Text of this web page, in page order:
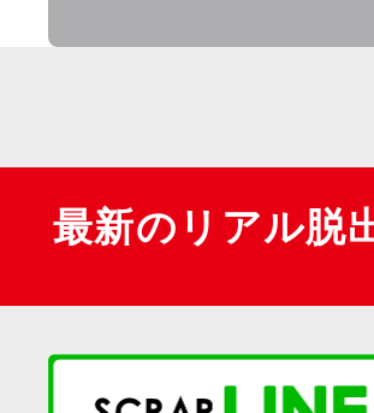
最新のリアル脱